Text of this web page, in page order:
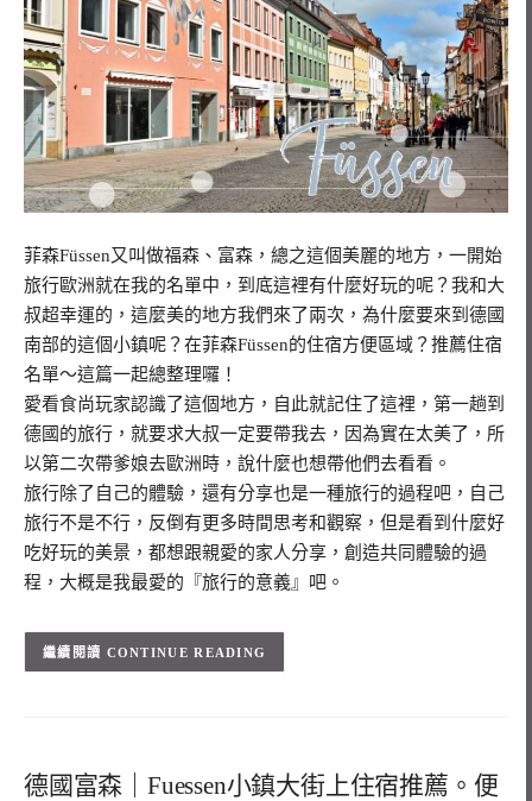
菲森Füssen又叫做福森、富森，總之這個美麗的地方，一開始
旅行歐洲就在我的名單中，到底這裡有什麼好玩的呢？我和大
叔超幸運的，這麼美的地方我們來了兩次，為什麼要來到德國
南部的這個小鎮呢？在菲森Füssen的住宿方便區域？推薦住宿
名單～這篇一起總整理囉！
愛看食尚玩家認識了這個地方，自此就記住了這裡，第一趟到
德國的旅行，就要求大叔一定要帶我去，因為實在太美了，所
以第二次帶爹娘去歐洲時，說什麼也想帶他們去看看。
旅行除了自己的體驗，還有分享也是一種旅行的過程吧，自己
旅行不是不行，反倒有更多時間思考和觀察，但是看到什麼好
吃好玩的美景，都想跟親愛的家人分享，創造共同體驗的過
程，大概是我最愛的『旅行的意義』吧。
CONTINUE READING
德國富森｜Fuessen小鎮大街上住宿推薦。便